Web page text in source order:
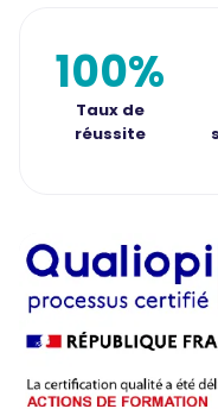
100%
Taux de
réussite